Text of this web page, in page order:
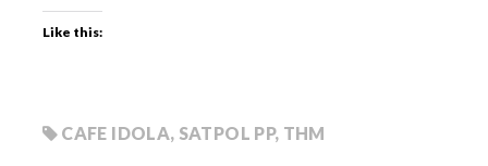
Like this:
CAFE IDOLA, SATPOL PP, THM